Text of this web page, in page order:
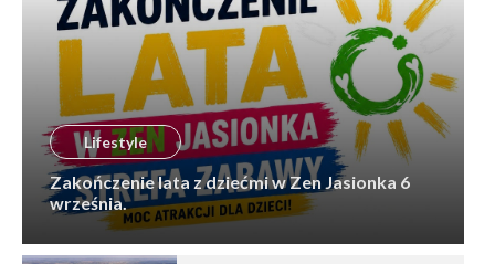
Lifestyle
Zakończenie lata z dziećmi w Zen Jasionka 6
września.